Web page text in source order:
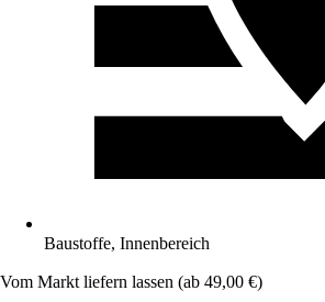
Baustoffe, Innenbereich
Vom Markt liefern lassen (ab 49,00 €)